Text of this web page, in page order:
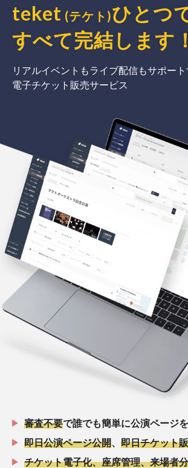
teket (テケト)ひとつ
すべて完結 します ！
リアルイベントもライブ配信もサポート
電子チケット販売サービス
審査不要で誰でも簡単に公演ページ
即日公演ページ公開、 即日チケット
チケット電子化、座席管理、来場者